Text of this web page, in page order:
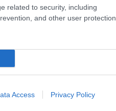
related to security, including
and other user protection.
Access Privacy Policy
κατηγορίες που
κατακράτηση,
του την ίδια